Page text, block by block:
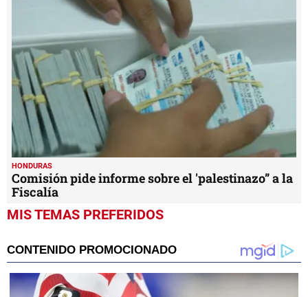
HONDURAS
Comisión pide informe sobre el 'palestinazo” a la
Fiscalía
MIS TEMAS PREFERIDOS